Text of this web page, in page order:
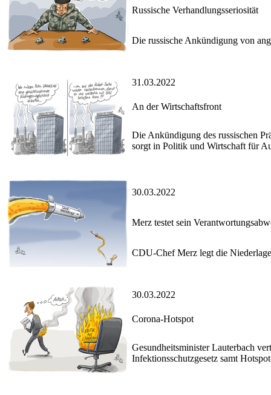
Russische Verhandlungsseriosität
Die russische Ankündigung von
31.03.2022
An der Wirtschaftsfront
Die Ankündigung des russischen
sorgt in Politik und Wirtschaft für
30.03.2022
Merz testet sein
CDU-Chef Merz legt die
30.03.2022
Corona-Hotspot
Gesundheitsminister Lauterbach
Infektionsschutzgesetz samt